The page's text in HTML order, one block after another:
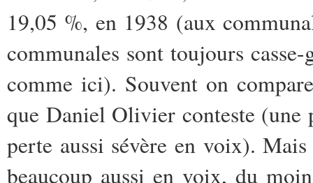
19,05 %, en 1938 (aux
communales sont toujours
comme ici). Souvent on
que Daniel Olivier conteste (une
perte aussi sévère en voix).
beaucoup aussi en voix, du